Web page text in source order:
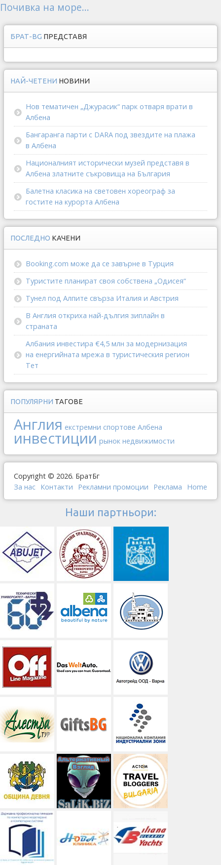
Почивка на море...
БРАТ-BG ПРЕДСТАВЯ
НАЙ-ЧЕТЕНИ НОВИНИ
Нов тематичен „Джурасик“ парк отваря врати в
Албена
Бангаранга парти с DARA под звездите на плажа
в Албена
Националният исторически музей представя в
Албена златните съкровища на България
Балетна класика на световен хореограф за
гостите на курорта Албена
ПОСЛЕДНО КАЧЕНИ
Booking.com може да се завърне в Турция
Туристите планират своя собствена „Одисея“
Тунел под Алпите свърза Италия и Австрия
В Англия откриха най-дългия зиплайн в
страната
Албания инвестира €4,5 млн за модернизация
на енергийната мрежа в туристическия регион
Тет
ПОПУЛЯРНИ ТАГОВЕ
Англия екстремни спортове Албена
инвестиции рынок недвижимости
Copyright © 2026. БратБг
За нас Контакти Рекламни промоции Реклама Home
Наши партньори: